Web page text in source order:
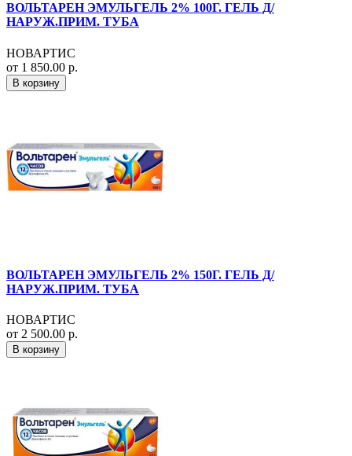
ВОЛЬТАРЕН ЭМУЛЬГЕЛЬ 2% 100Г. ГЕЛЬ Д/
НАРУЖ.ПРИМ. ТУБА
НОВАРТИС
от 1 850.00 р.
В корзину
ВОЛЬТАРЕН ЭМУЛЬГЕЛЬ 2% 150Г. ГЕЛЬ Д/
НАРУЖ.ПРИМ. ТУБА
НОВАРТИС
от 2 500.00 р.
В корзину